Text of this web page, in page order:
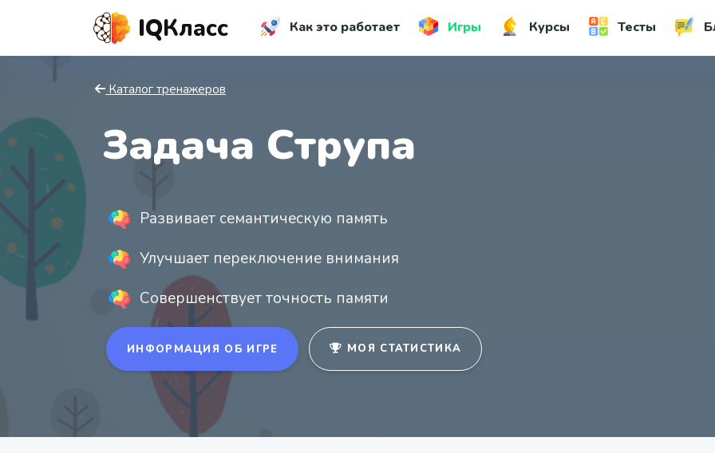
IQКласс Как это работает Игры Курсы Тесты
Каталог тренажеров
Задача Струпа
Развивает семантическую память
Улучшает переключение внимания
Совершенствует точность памяти
ИНФОРМАЦИЯ ОБ ИГРЕ МОЯ СТАТИСТИКА